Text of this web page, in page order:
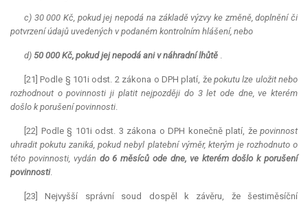
c) 30 000 Kč, pokud jej nepodá na základě výzvy ke změně, doplnění či
potvrzení údajů uvedených v podaném kontrolním hlášení, nebo
d) 50 000 Kč, pokud jej nepodá ani v náhradní lhůtě .
[21] Podle § 101i odst. 2 zákona o DPH platí, že pokutu lze uložit nebo
rozhodnout o povinnosti ji platit nejpozději do 3 let ode dne, ve kterém
došlo k porušení povinnosti.
[22] Podle § 101i odst. 3 zákona o DPH konečně platí, že povinnost
uhradit pokutu zaniká, pokud nebyl platební výměr, kterým je rozhodnuto o
této povinnosti, vydán do 6 měsíců ode dne, ve kterém došlo k porušení
povinnosti.
[23] Nejvyšší správní soud dospěl k závěru, že šestiměsíční